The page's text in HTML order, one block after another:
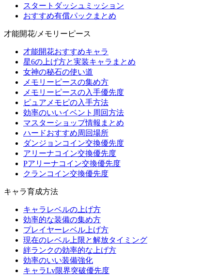
スタートダッシュミッション
おすすめ有償パックまとめ
才能開花/メモリーピース
才能開花おすすめキャラ
星6の上げ方と実装キャラまとめ
女神の秘石の使い道
メモリーピースの集め方
メモリーピースの入手優先度
ピュアメモピの入手方法
効率のいいイベント周回方法
マスターショップ情報まとめ
ハードおすすめ周回場所
ダンジョンコイン交換優先度
アリーナコイン交換優先度
Pアリーナコイン交換優先度
クランコイン交換優先度
キャラ育成方法
キャラレベルの上げ方
効率的な装備の集め方
プレイヤーレベル上げ方
現在のレベル上限と解放タイミング
絆ランクの効率的な上げ方
効率のいい装備強化
キャラLv限界突破優先度